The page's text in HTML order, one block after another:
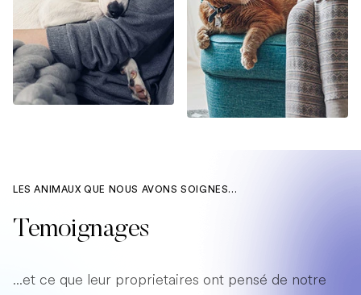
LES ANIMAUX QUE NOUS AVONS SOIGNES...
Temoignages
...et ce que leur proprietaires ont pensé de notre